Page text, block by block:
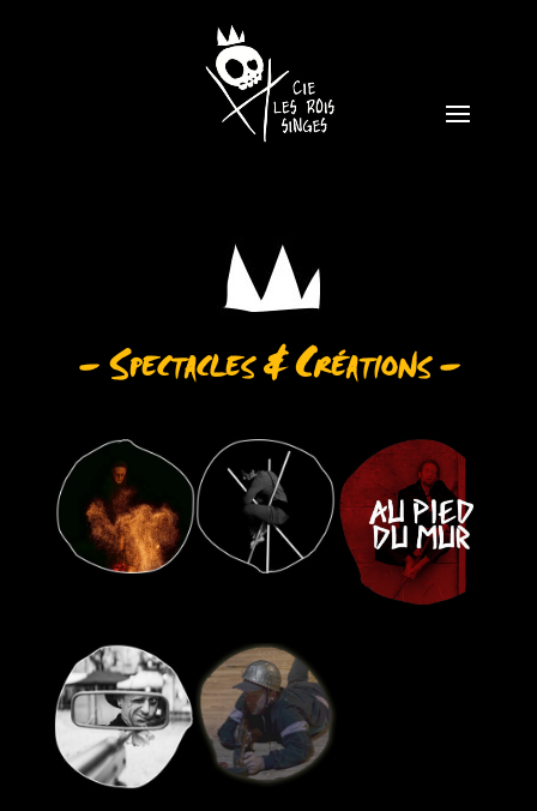
– Spectacles & Créations –